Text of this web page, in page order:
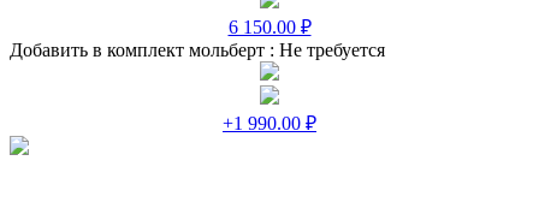
6 150.00 ₽
Добавить в комплект мольберт : Не требуется
+1 990.00 ₽